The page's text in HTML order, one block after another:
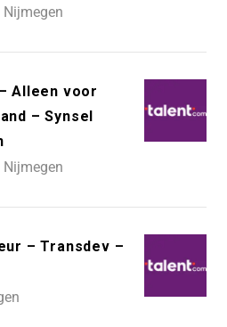
Nijmegen
Alleen voor
– Synsel
Nijmegen
– Transdev –